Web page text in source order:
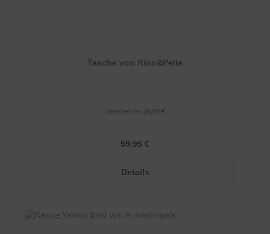
Tasche von Rino&Pelle
Varianten ab 39,99 €
Regulärer Preis:
59,95 €
Details